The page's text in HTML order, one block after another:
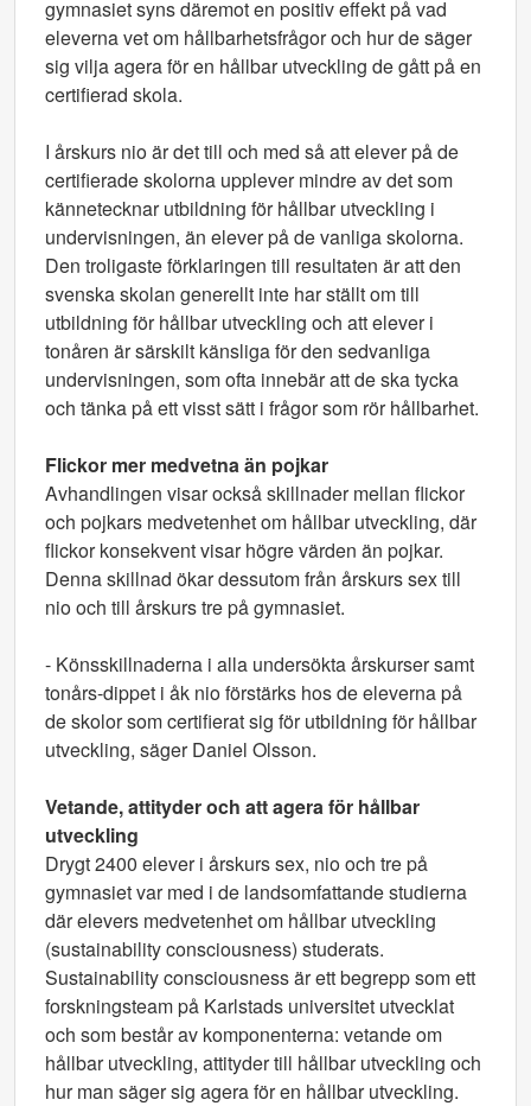
gymnasiet syns däremot en positiv effekt på vad
eleverna vet om hållbarhetsfrågor och hur de säger
sig vilja agera för en hållbar utveckling de gått på en
certifierad skola.
I årskurs nio är det till och med så att elever på de
certifierade skolorna upplever mindre av det som
kännetecknar utbildning för hållbar utveckling i
undervisningen, än elever på de vanliga skolorna.
Den troligaste förklaringen till resultaten är att den
svenska skolan generellt inte har ställt om till
utbildning för hållbar utveckling och att elever i
tonåren är särskilt känsliga för den sedvanliga
undervisningen, som ofta innebär att de ska tycka
och tänka på ett visst sätt i frågor som rör hållbarhet.
Flickor mer medvetna än pojkar
Avhandlingen visar också skillnader mellan flickor
och pojkars medvetenhet om hållbar utveckling, där
flickor konsekvent visar högre värden än pojkar.
Denna skillnad ökar dessutom från årskurs sex till
nio och till årskurs tre på gymnasiet.
- Könsskillnaderna i alla undersökta årskurser samt
tonårs-dippet i åk nio förstärks hos de eleverna på
de skolor som certifierat sig för utbildning för hållbar
utveckling, säger Daniel Olsson.
Vetande, attityder och att agera för hållbar
utveckling
Drygt 2400 elever i årskurs sex, nio och tre på
gymnasiet var med i de landsomfattande studierna
där elevers medvetenhet om hållbar utveckling
(sustainability consciousness) studerats.
Sustainability consciousness är ett begrepp som ett
forskningsteam på Karlstads universitet utvecklat
och som består av komponenterna: vetande om
hållbar utveckling, attityder till hållbar utveckling och
hur man säger sig agera för en hållbar utveckling.